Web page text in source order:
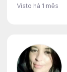
Visto há 1 mês